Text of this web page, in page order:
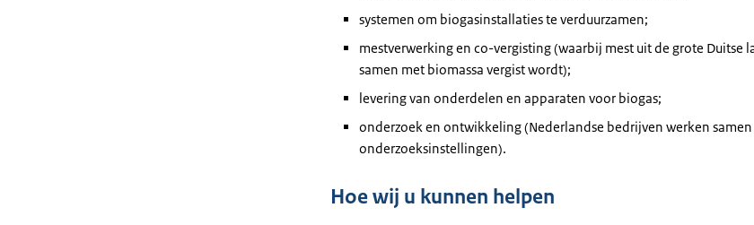
systemen om biogasinstallaties te verduurzamen;
mestverwerking en co-vergisting (waarbij mest uit de grote Duitse
samen met biomassa vergist wordt);
levering van onderdelen en apparaten voor biogas;
onderzoek en ontwikkeling (Nederlandse bedrijven werken samen
onderzoeksinstellingen).
Hoe wij u kunnen helpen